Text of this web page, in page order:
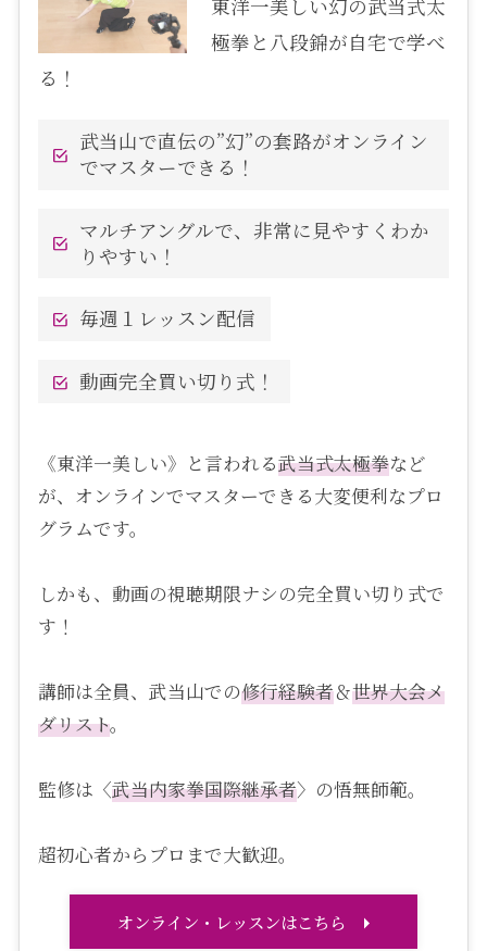
東洋一美しい幻の武当式太
極拳と八段錦が自宅で学べ
る！
武当山で直伝の”幻”の套路がオンライン
でマスターできる！
マルチアングルで、非常に見やすくわか
りやすい！
毎週１レッスン配信
動画完全買い切り式！
《東洋一美しい》と言われる武当式太極拳など
が、オンラインでマスターできる大変便利なプロ
グラムです。
しかも、動画の視聴期限ナシの完全買い切り式で
す！
講師は全員、武当山での修行経験者＆世界大会メ
ダリスト。
監修は〈武当内家拳国際継承者〉の悟無師範。
超初心者からプロまで大歓迎。
オンライン・レッスンはこちら